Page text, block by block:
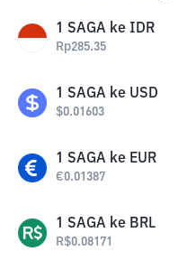
1 SAGA ke IDR
Rp285.35
1 SAGA ke USD
$0.01603
1 SAGA ke EUR
€0.01387
1 SAGA ke BRL
R$0.08171